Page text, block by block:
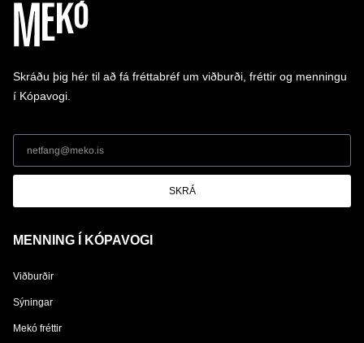
Skráðu þig hér til að fá fréttabréf um viðburði, fréttir og menningu
í Kópavogi.
SKRÁ
MENNING Í KÓPAVOGI
Viðburðir
Sýningar
Mekó fréttir